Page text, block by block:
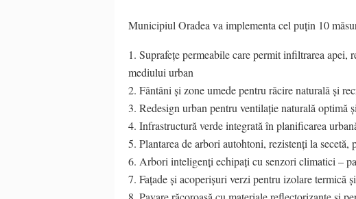
Municipiul Oradea va implementa cel puțin 10
Suprafețe permeabile care permit infiltrarea apei,
mediului urban
Fântâni și zone umede pentru răcire naturală și
Redesign urban pentru ventilație naturală optimă
Infrastructură verde integrată în planificarea
Plantarea de arbori autohtoni, rezistenți la
Arbori inteligenți echipați cu senzori climatici –
Fațade și acoperișuri verzi pentru izolare termică